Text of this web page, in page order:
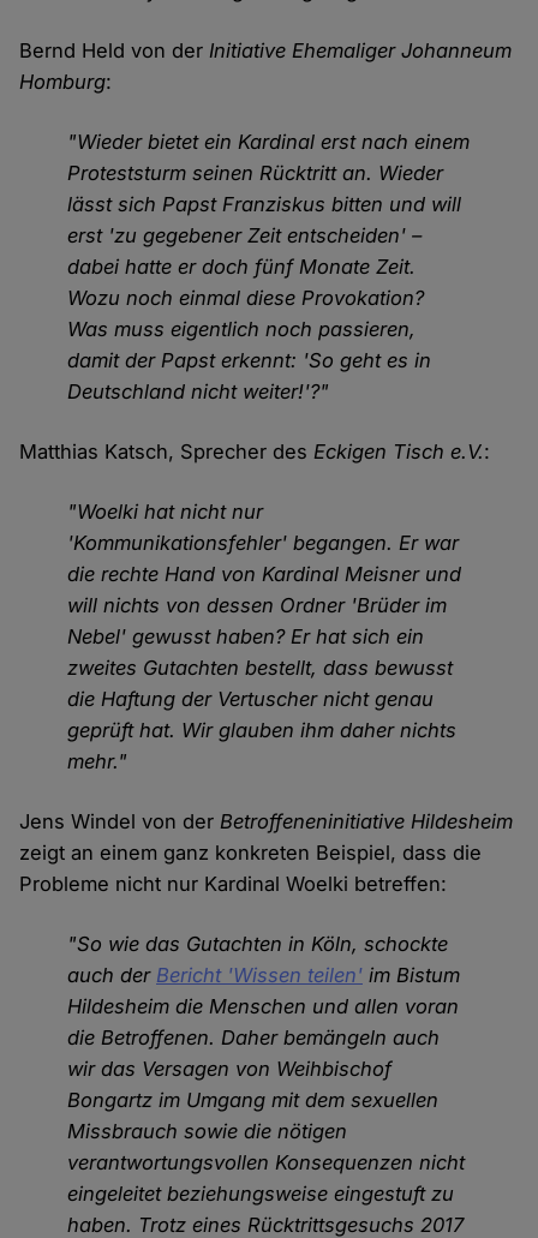
Bernd Held von derInitiative Ehemaliger Johanneum
Homburg:
"Wieder bietet ein Kardinal erst nach einem
Proteststurm seinen Rücktritt an. Wieder
lässt sich Papst Franziskus bitten und will
erst 'zu gegebener Zeit entscheiden' –
dabei hatte er doch fünf Monate Zeit.
Wozu noch einmal diese Provokation?
Was muss eigentlich noch passieren,
damit der Papst erkennt: 'So geht es in
Deutschland nicht weiter!'?"
Matthias Katsch, Sprecher desEckigen Tisch e.V.:
"Woelki hat nicht nur
'Kommunikationsfehler' begangen. Er war
die rechte Hand von Kardinal Meisner und
will nichts von dessen Ordner 'Brüder im
Nebel' gewusst haben? Er hat sich ein
zweites Gutachten bestellt, dass bewusst
die Haftung der Vertuscher nicht genau
geprüft hat. Wir glauben ihm daher nichts
mehr."
Jens Windel von derBetroffeneninitiative Hildesheim
zeigt an einem ganz konkreten Beispiel, dass die
Probleme nicht nur Kardinal Woelki betreffen:
"So wie das Gutachten in Köln, schockte
auch der Bericht 'Wissen teilen' im Bistum
Hildesheim die Menschen und allen voran
die Betroffenen. Daher bemängeln auch
wir das Versagen von Weihbischof
Bongartz im Umgang mit dem sexuellen
Missbrauch sowie die nötigen
verantwortungsvollen Konsequenzen nicht
eingeleitet beziehungsweise eingestuft zu
haben. Trotz eines Rücktrittsgesuchs 2017